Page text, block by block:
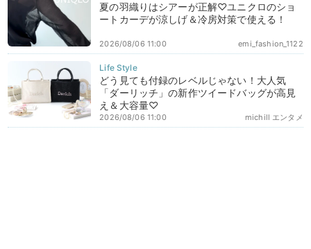
夏の羽織りはシアーが正解♡ユニクロのショ
ートカーデが涼しげ＆冷房対策で使える！
emi_fashion_1122
2026/08/06 11:00
どう見ても付録のレベルじゃない！大人気
「ダーリッチ」の新作ツイードバッグが高見
え＆大容量♡
michill エンタメ
2026/08/06 11:00